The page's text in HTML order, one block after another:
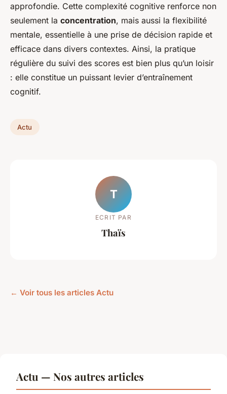
approfondie. Cette complexité cognitive renforce non
seulement la concentration, mais aussi la flexibilité
mentale, essentielle à une prise de décision rapide et
efficace dans divers contextes. Ainsi, la pratique
régulière du suivi des scores est bien plus qu’un loisir
: elle constitue un puissant levier d’entraînement
cognitif.
Actu
T
ECRIT PAR
Thaïs
← Voir tous les articles Actu
Actu — Nos autres articles